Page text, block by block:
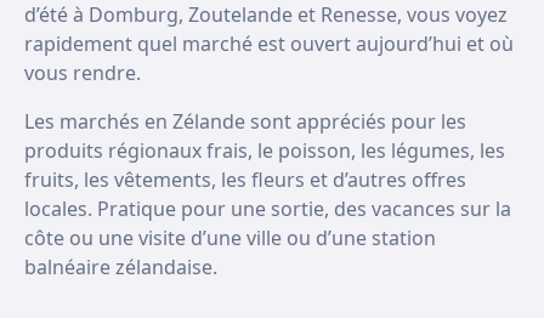
d’été à Domburg, Zoutelande et Renesse, vous voyez
rapidement quel marché est ouvert aujourd’hui et où
vous rendre.
Les marchés en Zélande sont appréciés pour les
produits régionaux frais, le poisson, les légumes, les
fruits, les vêtements, les fleurs et d’autres offres
locales. Pratique pour une sortie, des vacances sur la
côte ou une visite d’une ville ou d’une station
balnéaire zélandaise.